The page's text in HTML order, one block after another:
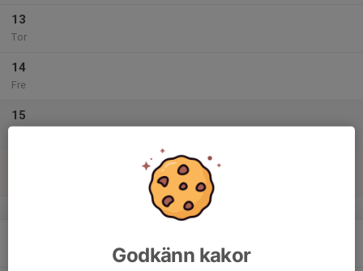
13
Tor
14
Fre
15
v.34
Godkänn kakor